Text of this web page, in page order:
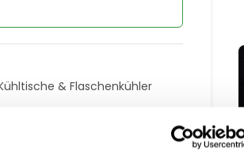
& Flaschenkühler